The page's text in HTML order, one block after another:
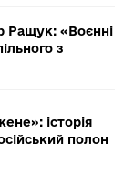
Ращук: «Воєнні
з
історія
полон